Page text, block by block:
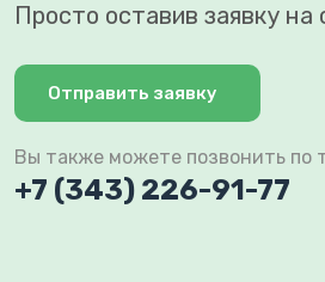
Просто оставив заявку на
Отправить заявку
Вы также можете позвонить по
+7 (343) 226-91-77